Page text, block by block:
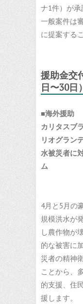
ナ1件）が
一般案件は
に提案する
援助金交
日〜30日）
■海外援助
カリタスブ
リオグラン
水被災者に
ム
4月と5月の
規模洪水が
し農作物が
的な被害に
災者の精神
ことから、
的支援、住
援します。